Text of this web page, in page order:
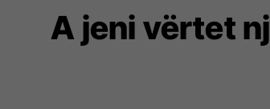
A jeni vërtet